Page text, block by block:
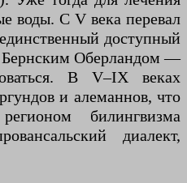
воды. С V века перевал
доступный
Оберландом —
В V–IX веках
и алеманнов, что
билингвизма
диалект,